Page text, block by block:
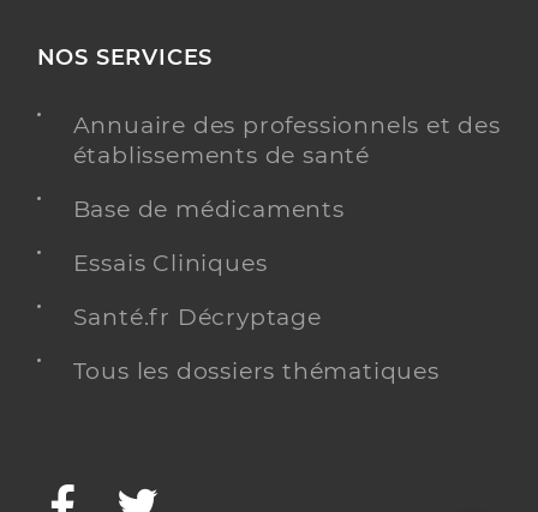
NOS SERVICES
Annuaire des professionnels et des
établissements de santé
Base de médicaments
Essais Cliniques
Santé.fr Décryptage
Tous les dossiers thématiques
Facebook